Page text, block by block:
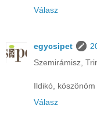
Válasz
egycsipet
Szemirámisz,
Ildikó,
Válasz